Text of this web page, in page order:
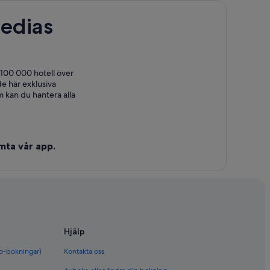
000 hotell över
här exklusiva
kan du hantera alla
vår app.
bokningar)
Hjälp
Kontakta oss